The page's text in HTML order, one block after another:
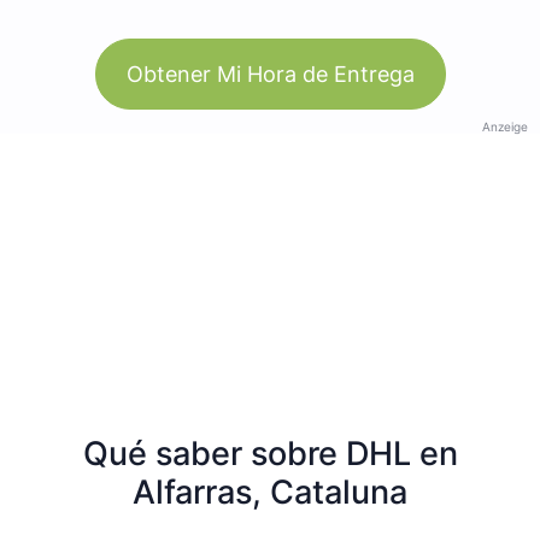
Obtener Mi Hora de Entrega
Anzeige
Qué saber sobre DHL en
Alfarras, Cataluna